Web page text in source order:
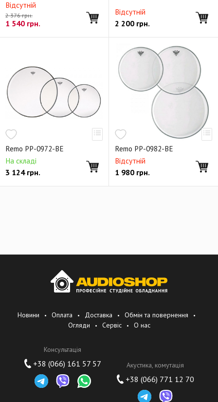
Відсутній
2 376 грн.
1 540 грн.
Відсутній
2 200 грн.
Remo PP-0972-BE
На складі
3 124грн.
Remo PP-0982-BE
Відсутній
1 980 грн.
Новини Оплата Доставка
Обмін та повернення
Огляди
Сервіс О нас
Консультація
+38 (066) 161 57 57 Акустика, комутація
+38 (066) 771 12 70